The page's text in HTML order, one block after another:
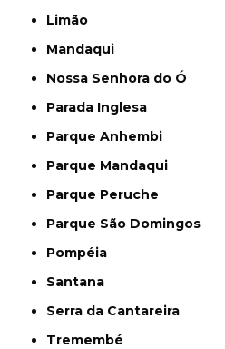
Limão
Mandaqui
Nossa Senhora do Ó
Parada Inglesa
Parque Anhembi
Parque Mandaqui
Parque Peruche
Parque São Domingos
Pompéia
Santana
Serra da Cantareira
Tremembé